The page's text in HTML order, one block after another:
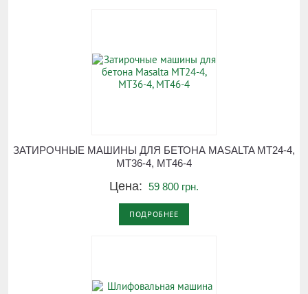
ЗАТИРОЧНЫЕ МАШИНЫ ДЛЯ БЕТОНА MASALTA МТ24-4,
МТ36-4, МТ46-4
Цена: 59 800 грн.
ПОДРОБНЕЕ